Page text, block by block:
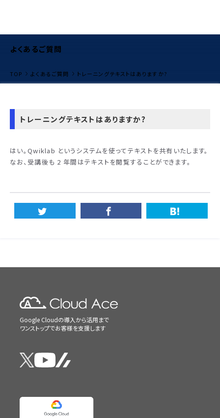
よくあるご質問
TOP よくあるご質問 トレーニングテキストはありますか?
トレーニングテキストはありますか?
はい。Qwiklab というシステムを使ってテキストを共有いたします。
なお、受講後も 2 年間はテキストを閲覧することができます。
Google Cloudの導入から活用まで
ワンストップでお客様を支援します